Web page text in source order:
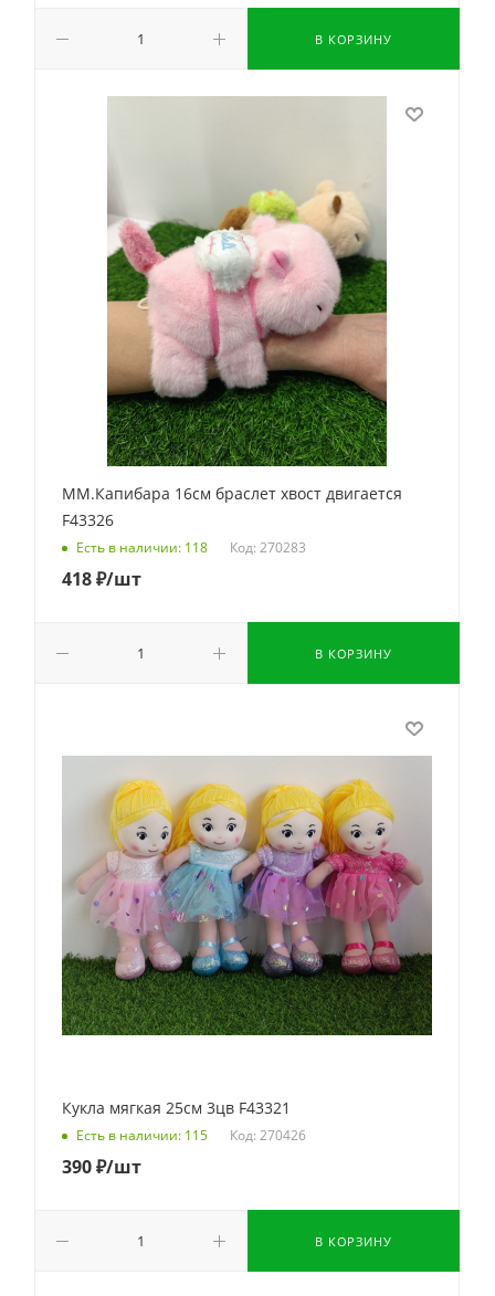
В КОРЗИНУ
ММ.Капибара 16см браслет хвост двигается
F43326
Есть в наличии: 118 Код: 270283
418₽/шт
В КОРЗИНУ
Кукла мягкая 25см 3цв F43321
Есть в наличии: 115 Код: 270426
390₽/шт
В КОРЗИНУ